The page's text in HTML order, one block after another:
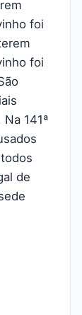
foi
foi
141ª
de